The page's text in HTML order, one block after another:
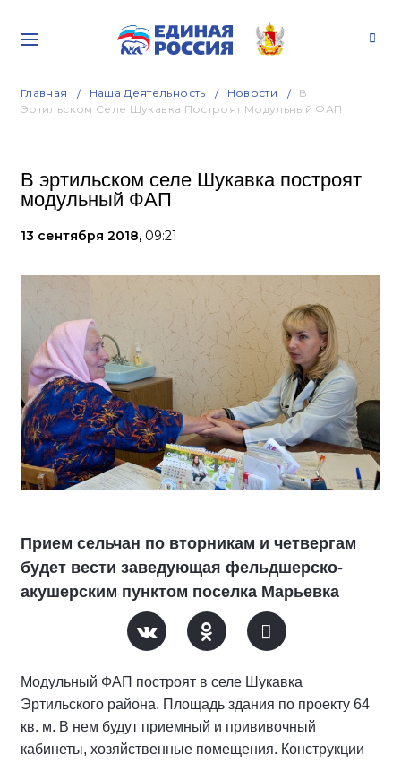
Главная Наша Деятельность Новости
В
Эртильском Селе Шукавка Построят Модульный ФАП
В эртильском селе Шукавка построят
модульный ФАП
13 сентября 2018, 09:21
Прием сельчан по вторникам и четвергам
будет вести заведующая фельдшерско-
акушерским пунктом поселка Марьевка
Модульный ФАП построят в селе Шукавка
Эртильского района. Площадь здания по проекту 64
кв. м. В нем будут приемный и прививочный
кабинеты, хозяйственные помещения. Конструкции